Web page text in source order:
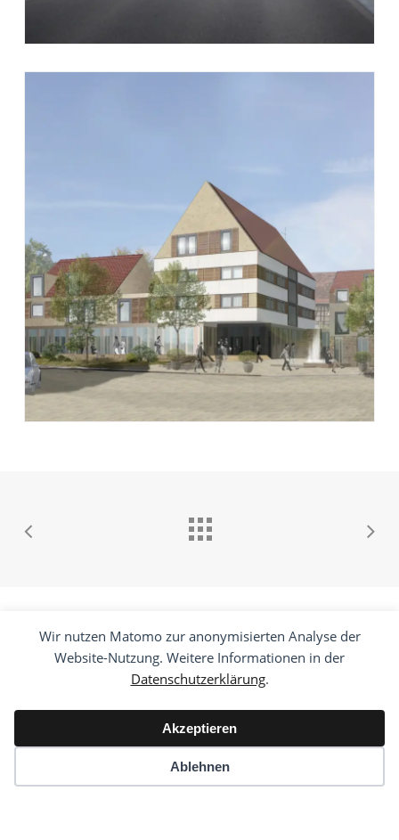
Wir nutzen Matomo zur anonymisierten Analyse der
Website-Nutzung. Weitere Informationen in der
Datenschutzerklärung.
Akzeptieren
Ablehnen